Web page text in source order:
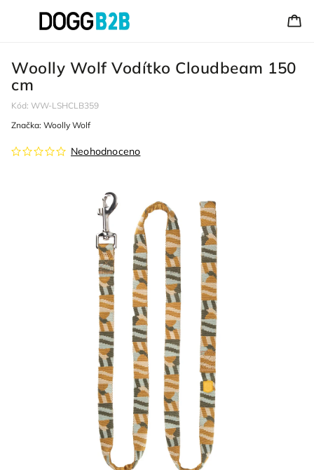
Woolly Wolf Vodítko Cloudbeam 150
cm
Kód: WW-LSHCLB359
Neohodnoceno
Značka: Woolly Wolf